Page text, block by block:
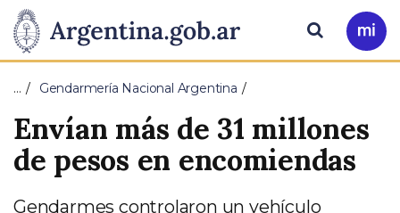
Presidencia
de
la
Nación
Pasar al contenido principal
Ir
a
Buscar
… Gendarmería Nacional Argentina
Envían más de 31 millones
de pesos en encomiendas
Gendarmes controlaron un vehículo